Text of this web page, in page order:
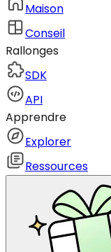
Maison
Conseil
Rallonges
SDK
API
Apprendre
Explorer
Ressources